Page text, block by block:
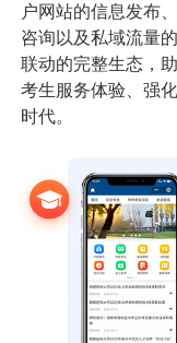
数字佳信公众号
户网站的信息发布
咨询以及私域流量
联动的完整生态，
考生服务体验、强
时代。